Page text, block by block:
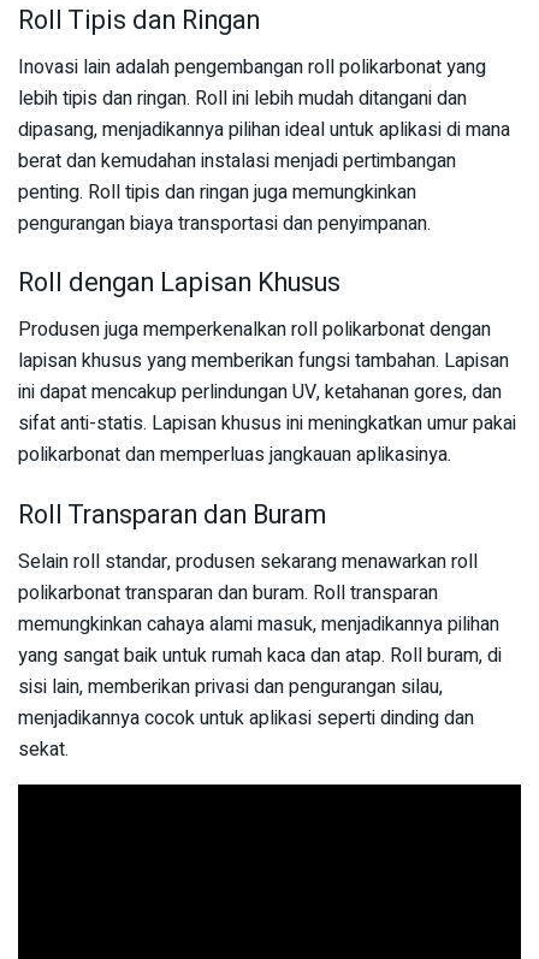
Roll Tipis dan Ringan
Inovasi lain adalah pengembangan roll polikarbonat yang
lebih tipis dan ringan. Roll ini lebih mudah ditangani dan
dipasang, menjadikannya pilihan ideal untuk aplikasi di mana
berat dan kemudahan instalasi menjadi pertimbangan
penting. Roll tipis dan ringan juga memungkinkan
pengurangan biaya transportasi dan penyimpanan.
Roll dengan Lapisan Khusus
Produsen juga memperkenalkan roll polikarbonat dengan
lapisan khusus yang memberikan fungsi tambahan. Lapisan
ini dapat mencakup perlindungan UV, ketahanan gores, dan
sifat anti-statis. Lapisan khusus ini meningkatkan umur pakai
polikarbonat dan memperluas jangkauan aplikasinya.
Roll Transparan dan Buram
Selain roll standar, produsen sekarang menawarkan roll
polikarbonat transparan dan buram. Roll transparan
memungkinkan cahaya alami masuk, menjadikannya pilihan
yang sangat baik untuk rumah kaca dan atap. Roll buram, di
sisi lain, memberikan privasi dan pengurangan silau,
menjadikannya cocok untuk aplikasi seperti dinding dan
sekat.